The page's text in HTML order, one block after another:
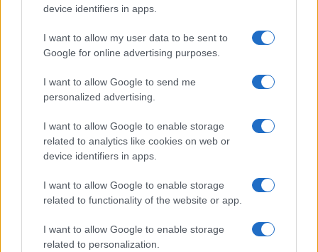
device identifiers in apps.
I want to allow my user data to be sent to
Google for online advertising purposes.
I want to allow Google to send me
personalized advertising.
I want to allow Google to enable storage
related to analytics like cookies on web or
device identifiers in apps.
I want to allow Google to enable storage
related to functionality of the website or app.
I want to allow Google to enable storage
related to personalization.
Continua a leggere
FUORI PORTA